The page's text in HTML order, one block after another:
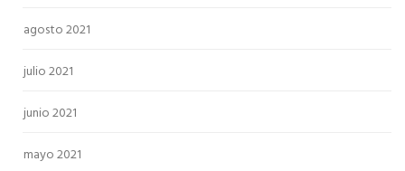
agosto 2021
julio 2021
junio 2021
mayo 2021